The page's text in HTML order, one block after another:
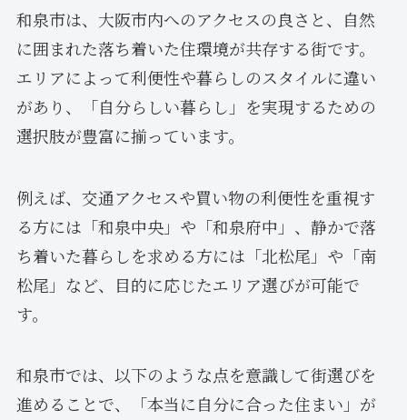
和泉市は、大阪市内へのアクセスの良さと、自然
に囲まれた落ち着いた住環境が共存する街です。
エリアによって利便性や暮らしのスタイルに違い
があり、「自分らしい暮らし」を実現するための
選択肢が豊富に揃っています。
例えば、交通アクセスや買い物の利便性を重視す
る方には「和泉中央」や「和泉府中」、静かで落
ち着いた暮らしを求める方には「北松尾」や「南
松尾」など、目的に応じたエリア選びが可能で
す。
和泉市では、以下のような点を意識して街選びを
進めることで、「本当に自分に合った住まい」が